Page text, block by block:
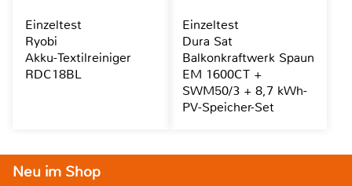
Neu im Shop
Einzeltest
Ryobi
Akku-Textilreiniger
RDC18BL
Einzeltest
Dura Sat
Balkonkraftwerk Spaun
EM 1600CT +
SWM50/3 + 8,7 kWh-
PV-Speicher-Set